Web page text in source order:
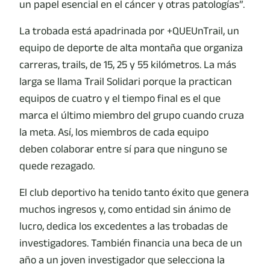
un papel esencial en el cáncer y otras patologías”.
La trobada está apadrinada por +QUEUnTrail, un
equipo de deporte de alta montaña que organiza
carreras, trails, de 15, 25 y 55 kilómetros. La más
larga se llama Trail Solidari porque la practican
equipos de cuatro y el tiempo final es el que
marca el último miembro del grupo cuando cruza
la meta. Así, los miembros de cada equipo
deben colaborar entre sí para que ninguno se
quede rezagado.
El club deportivo ha tenido tanto éxito que genera
muchos ingresos y, como entidad sin ánimo de
lucro, dedica los excedentes a las trobadas de
investigadores. También financia una beca de un
año a un joven investigador que selecciona la